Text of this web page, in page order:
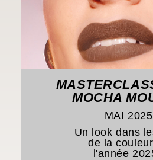
MOCHA
MAI 2025
Un look dans
de la
l'année